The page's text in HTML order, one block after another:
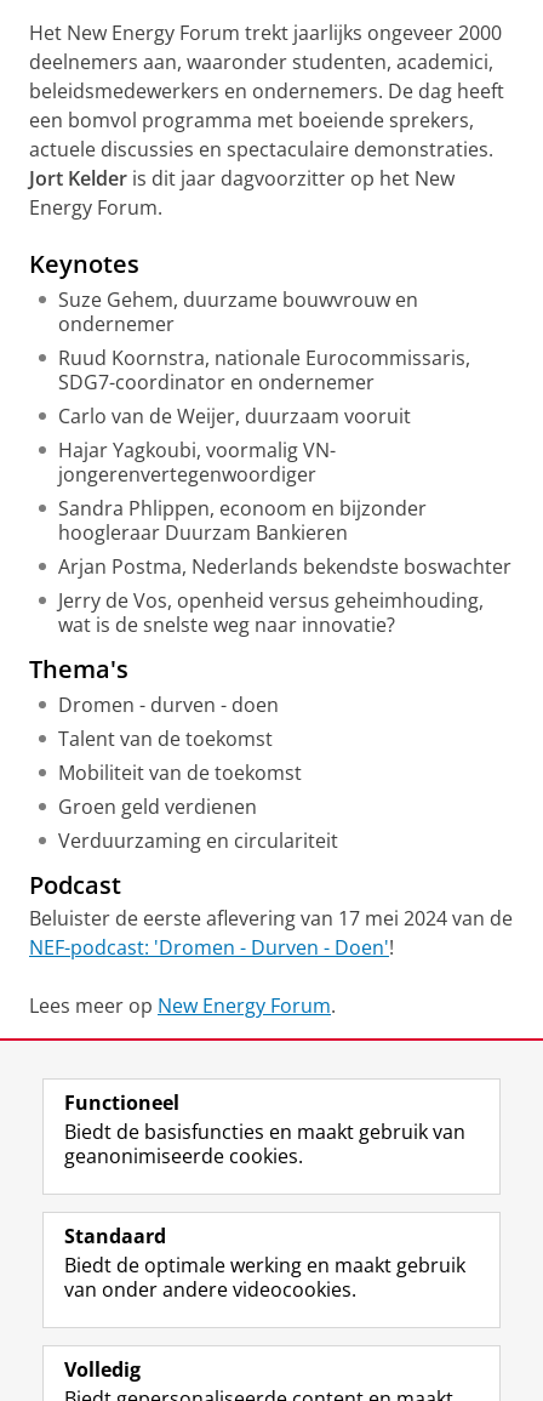
Het New Energy Forum trekt jaarlijks ongeveer 2000
deelnemers aan, waaronder studenten, academici,
beleidsmedewerkers en ondernemers. De dag heeft
een bomvol programma met boeiende sprekers,
actuele discussies en spectaculaire demonstraties.
Jort Kelder is dit jaar dagvoorzitter op het New
Energy Forum.
Keynotes
Suze Gehem, duurzame bouwvrouw en
ondernemer
Ruud Koornstra, nationale Eurocommissaris,
SDG7-coordinator en ondernemer
Carlo van de Weijer, duurzaam vooruit
Hajar Yagkoubi, voormalig VN-
jongerenvertegenwoordiger
Sandra Phlippen, econoom en bijzonder
hoogleraar Duurzam Bankieren
Arjan Postma, Nederlands bekendste boswachter
Jerry de Vos, openheid versus geheimhouding,
wat is de snelste weg naar innovatie?
Thema's
Dromen - durven - doen
Talent van de toekomst
Mobiliteit van de toekomst
Groen geld verdienen
Verduurzaming en circulariteit
Podcast
Beluister de eerste aflevering van 17 mei 2024 van de
NEF-podcast: 'Dromen - Durven - Doen'!
Lees meer op New Energy Forum.
Volg ons op
L
i
k
e
I
-
Y
o
T
e
k
Studiekiezers
Alumni
Functioneel
Biedt de basisfuncties en maakt gebruik van
geanonimiseerde cookies.
Standaard
Biedt de optimale werking en maakt gebruik
van onder andere videocookies.
Volledig